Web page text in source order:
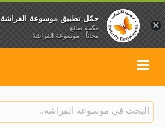
×
حمّل تطبيق موسوعة الفراشة
مكتبة صائغ
مجاناً - موسوعة الفراشة